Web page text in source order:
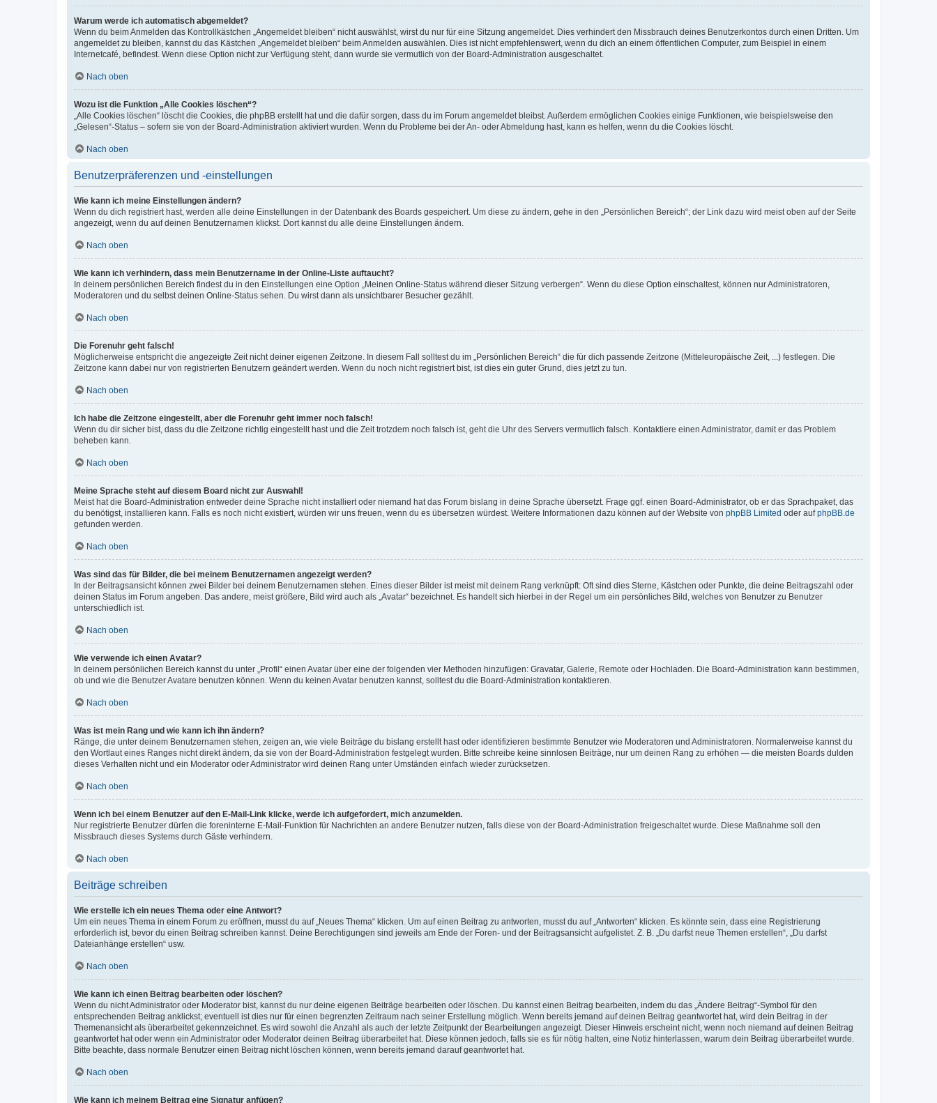
Warum werde ich automatisch abgemeldet?
Wenn du beim Anmelden das Kontrollkästchen „Angemeldet bleiben“ nicht auswählst, wirst du nur für eine Sitzung angemeldet. Dies verhindert den Missbrauch deines Benutzerkontos durch einen Dritten. Um
angemeldet zu bleiben, kannst du das Kästchen „Angemeldet bleiben“ beim Anmelden auswählen. Dies ist nicht empfehlenswert, wenn du dich an einem öffentlichen Computer, zum Beispiel in einem
Internetcafé, befindest. Wenn diese Option nicht zur Verfügung steht, dann wurde sie vermutlich von der Board-Administration ausgeschaltet.
Nach oben
Wozu ist die Funktion „Alle Cookies löschen“?
„Alle Cookies löschen“ löscht die Cookies, die phpBB erstellt hat und die dafür sorgen, dass du im Forum angemeldet bleibst. Außerdem ermöglichen Cookies einige Funktionen, wie beispielsweise den
„Gelesen“-Status – sofern sie von der Board-Administration aktiviert wurden. Wenn du Probleme bei der An- oder Abmeldung hast, kann es helfen, wenn du die Cookies löscht.
Nach oben
Benutzerpräferenzen und -einstellungen
Wie kann ich meine Einstellungen ändern?
Wenn du dich registriert hast, werden alle deine Einstellungen in der Datenbank des Boards gespeichert. Um diese zu ändern, gehe in den „Persönlichen Bereich“; der Link dazu wird meist oben auf der Seite
angezeigt, wenn du auf deinen Benutzernamen klickst. Dort kannst du alle deine Einstellungen ändern.
Nach oben
Wie kann ich verhindern, dass mein Benutzername in der Online-Liste auftaucht?
In deinem persönlichen Bereich findest du in den Einstellungen eine Option „Meinen Online-Status während dieser Sitzung verbergen“. Wenn du diese Option einschaltest, können nur Administratoren,
Moderatoren und du selbst deinen Online-Status sehen. Du wirst dann als unsichtbarer Besucher gezählt.
Nach oben
Die Forenuhr geht falsch!
Möglicherweise entspricht die angezeigte Zeit nicht deiner eigenen Zeitzone. In diesem Fall solltest du im „Persönlichen Bereich“ die für dich passende Zeitzone (Mitteleuropäische Zeit, ...) festlegen. Die
Zeitzone kann dabei nur von registrierten Benutzern geändert werden. Wenn du noch nicht registriert bist, ist dies ein guter Grund, dies jetzt zu tun.
Nach oben
Ich habe die Zeitzone eingestellt, aber die Forenuhr geht immer noch falsch!
Wenn du dir sicher bist, dass du die Zeitzone richtig eingestellt hast und die Zeit trotzdem noch falsch ist, geht die Uhr des Servers vermutlich falsch. Kontaktiere einen Administrator, damit er das Problem
beheben kann.
Nach oben
Meine Sprache steht auf diesem Board nicht zur Auswahl!
Meist hat die Board-Administration entweder deine Sprache nicht installiert oder niemand hat das Forum bislang in deine Sprache übersetzt. Frage ggf. einen Board-Administrator, ob er das Sprachpaket, das
du benötigst, installieren kann. Falls es noch nicht existiert, würden wir uns freuen, wenn du es übersetzen würdest. Weitere Informationen dazu können auf der Website von phpBB Limited oder aufphpBB.de
gefunden werden.
Nach oben
Was sind das für Bilder, die bei meinem Benutzernamen angezeigt werden?
In der Beitragsansicht können zwei Bilder bei deinem Benutzernamen stehen. Eines dieser Bilder ist meist mit deinem Rang verknüpft: Oft sind dies Sterne, Kästchen oder Punkte, die deine Beitragszahl oder
deinen Status im Forum angeben. Das andere, meist größere, Bild wird auch als „Avatar“ bezeichnet. Es handelt sich hierbei in der Regel um ein persönliches Bild, welches von Benutzer zu Benutzer
unterschiedlich ist.
Nach oben
Wie verwende ich einen Avatar?
In deinem persönlichen Bereich kannst du unter „Profil“ einen Avatar über eine der folgenden vier Methoden hinzufügen: Gravatar, Galerie, Remote oder Hochladen. Die Board-Administration kann bestimmen,
ob und wie die Benutzer Avatare benutzen können. Wenn du keinen Avatar benutzen kannst, solltest du die Board-Administration kontaktieren.
Nach oben
Was ist mein Rang und wie kann ich ihn ändern?
Ränge, die unter deinem Benutzernamen stehen, zeigen an, wie viele Beiträge du bislang erstellt hast oder identifizieren bestimmte Benutzer wie Moderatoren und Administratoren. Normalerweise kannst du
den Wortlaut eines Ranges nicht direkt ändern, da sie von der Board-Administration festgelegt wurden. Bitte schreibe keine sinnlosen Beiträge, nur um deinen Rang zu erhöhen — die meisten Boards dulden
dieses Verhalten nicht und ein Moderator oder Administrator wird deinen Rang unter Umständen einfach wieder zurücksetzen.
Nach oben
Wenn ich bei einem Benutzer auf den E-Mail-Link klicke, werde ich aufgefordert, mich anzumelden.
Nur registrierte Benutzer dürfen die foreninterne E-Mail-Funktion für Nachrichten an andere Benutzer nutzen, falls diese von der Board-Administration freigeschaltet wurde. Diese Maßnahme soll den
Missbrauch dieses Systems durch Gäste verhindern.
Nach oben
Beiträge schreiben
Wie erstelle ich ein neues Thema oder eine Antwort?
Um ein neues Thema in einem Forum zu eröffnen, musst du auf „Neues Thema“ klicken. Um auf einen Beitrag zu antworten, musst du auf „Antworten“ klicken. Es könnte sein, dass eine Registrierung
erforderlich ist, bevor du einen Beitrag schreiben kannst. Deine Berechtigungen sind jeweils am Ende der Foren- und der Beitragsansicht aufgelistet. Z. B. „Du darfst neue Themen erstellen“, „Du darfst
Dateianhänge erstellen“ usw.
Nach oben
Wie kann ich einen Beitrag bearbeiten oder löschen?
Wenn du nicht Administrator oder Moderator bist, kannst du nur deine eigenen Beiträge bearbeiten oder löschen. Du kannst einen Beitrag bearbeiten, indem du das „Ändere Beitrag“-Symbol für den
entsprechenden Beitrag anklickst; eventuell ist dies nur für einen begrenzten Zeitraum nach seiner Erstellung möglich. Wenn bereits jemand auf deinen Beitrag geantwortet hat, wird dein Beitrag in der
Themenansicht als überarbeitet gekennzeichnet. Es wird sowohl die Anzahl als auch der letzte Zeitpunkt der Bearbeitungen angezeigt. Dieser Hinweis erscheint nicht, wenn noch niemand auf deinen Beitrag
geantwortet hat oder wenn ein Administrator oder Moderator deinen Beitrag überarbeitet hat. Diese können jedoch, falls sie es für nötig halten, eine Notiz hinterlassen, warum dein Beitrag überarbeitet wurde.
Bitte beachte, dass normale Benutzer einen Beitrag nicht löschen können, wenn bereits jemand darauf geantwortet hat.
Nach oben
Wie kann ich meinem Beitrag eine Signatur anfügen?